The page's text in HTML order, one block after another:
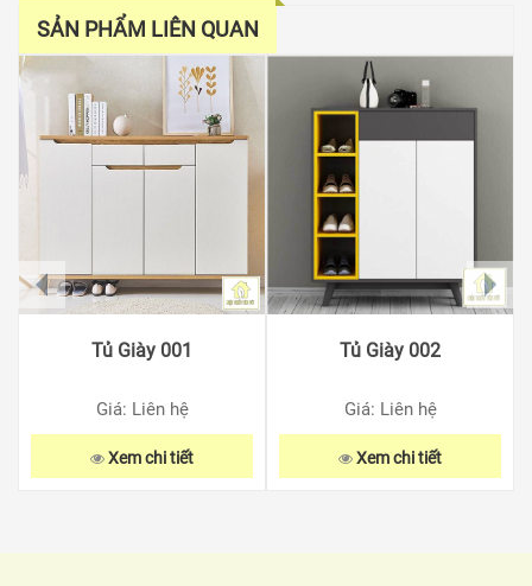
SẢN PHẨM LIÊN QUAN
Tủ Giày 001
Giá: Liên hệ
Xem chi tiết
Tủ Giày 002
Giá: Liên hệ
Xem chi tiết
prev next